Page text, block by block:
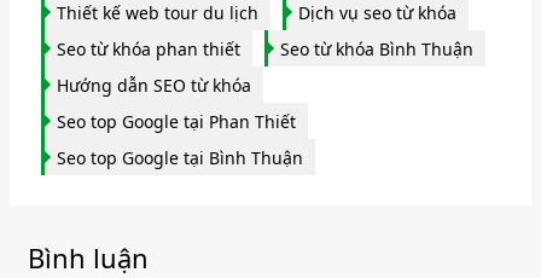
Thiết kế web tour du lịch
Dịch vụ seo từ khóa
Seo từ khóa phan thiết
Seo từ khóa Bình Thuận
Hướng dẫn SEO từ khóa
Seo top Google tại Phan Thiết
Seo top Google tại Bình Thuận
Bình luận